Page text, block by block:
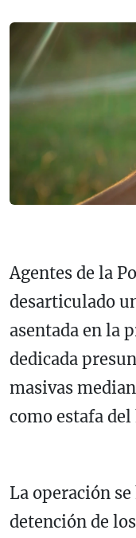
Agentes de la
desarticulado
asentada en la
dedicada
masivas
como estafa
La operación
detención de